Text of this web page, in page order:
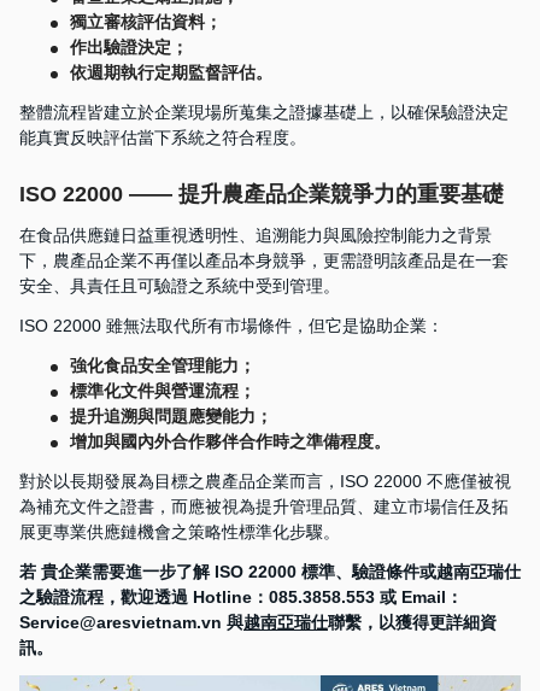
獨立審核評估資料；
作出驗證決定；
依週期執行定期監督評估。
整體流程皆建立於企業現場所蒐集之證據基礎上，以確保驗證決定
能真實反映評估當下系統之符合程度。
ISO 22000 —— 提升農產品企業競爭力的重要基礎
在食品供應鏈日益重視透明性、追溯能力與風險控制能力之背景
下，農產品企業不再僅以產品本身競爭，更需證明該產品是在一套
安全、具責任且可驗證之系統中受到管理。
ISO 22000 雖無法取代所有市場條件，但它是協助企業：
強化食品安全管理能力；
標準化文件與營運流程；
提升追溯與問題應變能力；
增加與國內外合作夥伴合作時之準備程度。
對於以長期發展為目標之農產品企業而言，ISO 22000 不應僅被視
為補充文件之證書，而應被視為提升管理品質、建立市場信任及拓
展更專業供應鏈機會之策略性標準化步驟。
若 貴企業需要進一步了解 ISO 22000 標準、驗證條件或越南亞瑞仕
之驗證流程，歡迎透過 Hotline：085.3858.553 或 Email：
Service@aresvietnam.vn 與越南亞瑞仕聯繫，以獲得更詳細資
訊。